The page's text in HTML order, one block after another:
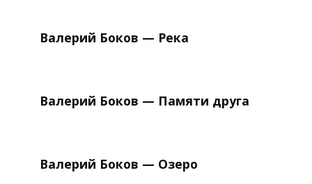
Валерий Боков — Река
Валерий Боков — Памяти друга
Валерий Боков — Озеро